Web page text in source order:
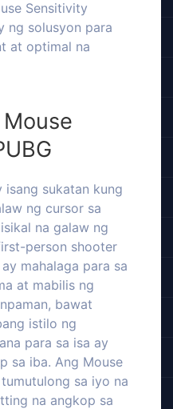
Sensitivity
ng solusyon para
at optimal na
sukatan kung
ng cursor sa
na galaw ng
person shooter
mahalaga para sa
at mabilis ng
bawat
istilo ng
para sa isa ay
sa iba. Ang Mouse
sa iyo na
na angkop sa